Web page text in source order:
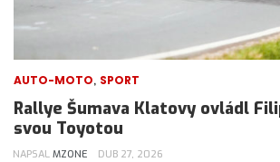
AUTO-MOTO, SPORT
Rallye Šumava Klatovy ovládl
svou Toyotou
NAPSAL MZONE DUB 27, 2026